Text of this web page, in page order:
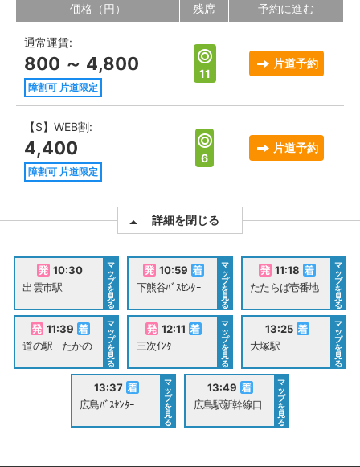
価格（円） 残席 予約に進む
通常運賃:
800 ～ 4,800
障割可 片道限定
11
片道予約
【S】WEB割:
4,400
障割可 片道限定
6
片道予約
詳細を閉じる
10:30
出雲市駅
マ
ッ
プ
を
見
る
10:59
下熊谷ﾊﾞｽｾﾝﾀｰ
マ
ッ
プ
を
見
る
11:18
たたらば壱番地
マ
ッ
プ
を
見
る
11:39
道の駅 たかの
マ
ッ
プ
を
見
る
12:11
三次ｲﾝﾀｰ
マ
ッ
プ
を
見
る
13:25
大塚駅
マ
ッ
プ
を
見
る
13:37
広島ﾊﾞｽｾﾝﾀｰ
マ
ッ
プ
を
見
る
13:49
広島駅新幹線口
マ
ッ
プ
を
見
る